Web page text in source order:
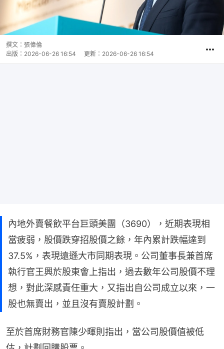
撰文： 張偉倫
出版： 2026-06-26 16:54 更新： 2026-06-26 16:54
內地外賣餐飲平台巨頭美團（3690），近期表現相
當疲弱，股價跌穿招股價之餘，年內累計跌幅達到
37.5%，表現遠遜大市同期表現。公司董事長兼首席
執行官王興於股東會上指出，過去數年公司股價不理
想，對此深感責任重大，又指出自公司成立以來，一
股也無賣出，並且沒有賣股計劃。
至於首席財務官陳少暉則指出，當公司股價值被低